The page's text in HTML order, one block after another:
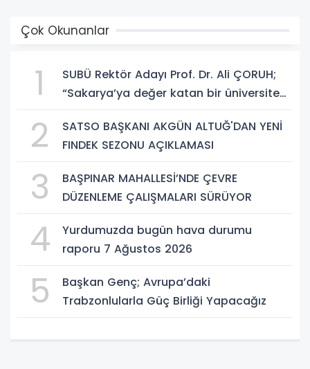
Çok Okunanlar
1
SUBÜ Rektör Adayı Prof. Dr. Ali ÇORUH;
“Sakarya’ya değer katan bir üniversite
2
SATSO BAŞKANI AKGÜN ALTUĞ'DAN YENİ
FINDEK SEZONU AÇIKLAMASI
3
BAŞPINAR MAHALLESİ’NDE ÇEVRE
DÜZENLEME ÇALIŞMALARI SÜRÜYOR
4
Yurdumuzda bugün hava durumu
raporu 7 Ağustos 2026
5
Başkan Genç; Avrupa’daki
Trabzonlularla Güç Birliği Yapacağız